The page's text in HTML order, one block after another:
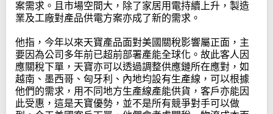
案需求。且市場空間大，除了家居用電持續上升，製造
業及工廠對產品供電方案亦成了新的需求。
他指，今年以來天寶產品面對美國關稅影響屬正面，主
要因為公司多年前已超前部署產能全球化。故此客人因
應關稅下單，天寶亦可以透過調整供應鏈所在應對，如
越南、墨西哥、匈牙利、內地均設有生產線，可以根據
他們的需求，用不同地方生產線產能供貨，客戶亦能因
此受惠，這是天寶優勢，並不是所有競爭對手可以做